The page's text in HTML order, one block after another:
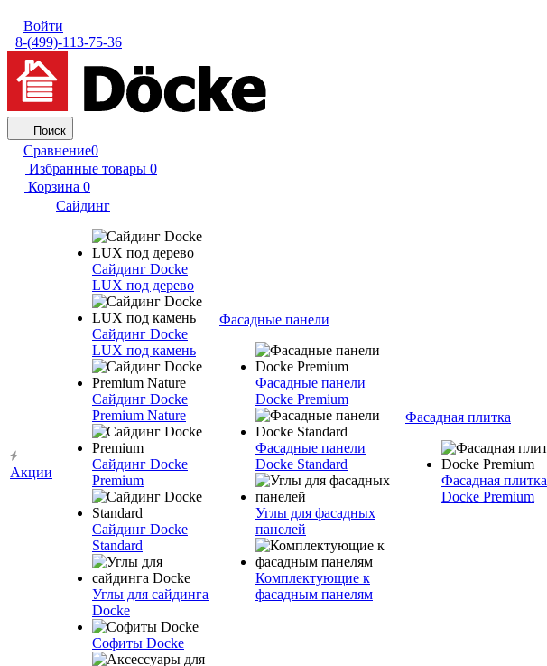
Войти
8-(499)-113-75-36
Поиск
Сравнение0
Избранные товары 0
Корзина 0
Акции
Сайдинг
Сайдинг Docke
LUX под дерево
Сайдинг Docke
LUX под камень
Сайдинг Docke
Premium Nature
Сайдинг Docke
Premium
Сайдинг Docke
Standard
Углы для сайдинга
Docke
Софиты Docke
Фасадные панели
Фасадные панели
Docke Premium
Фасадные панели
Docke Standard
Углы для фасадных
панелей
Комплектующие к
фасадным панелям
Фасадная плитка
Фасадная плитка
Docke Premium